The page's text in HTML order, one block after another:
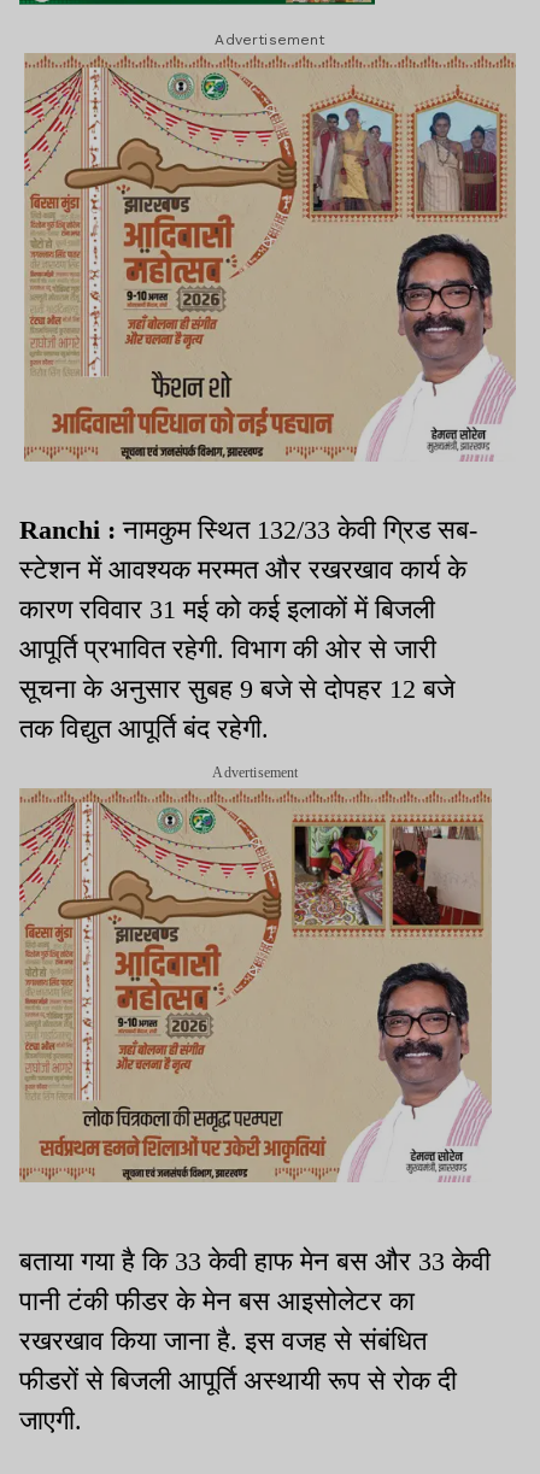
Advertisement
Ranchi : नामकुम स्थित 132/33 केवी ग्रिड सब-
स्टेशन में आवश्यक मरम्मत और रखरखाव कार्य के
कारण रविवार 31 मई को कई इलाकों में बिजली
आपूर्ति प्रभावित रहेगी. विभाग की ओर से जारी
सूचना के अनुसार सुबह 9 बजे से दोपहर 12 बजे
तक विद्युत आपूर्ति बंद रहेगी.
Advertisement
बताया गया है कि 33 केवी हाफ मेन बस और 33 केवी
पानी टंकी फीडर के मेन बस आइसोलेटर का
रखरखाव किया जाना है. इस वजह से संबंधित
फीडरों से बिजली आपूर्ति अस्थायी रूप से रोक दी
जाएगी.